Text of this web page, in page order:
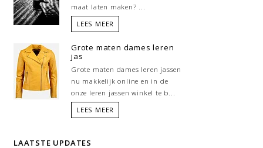
maat laten maken? ...
LEES MEER
Grote maten dames leren
jas
Grote maten dames leren jassen
nu makkelijk online en in de
onze leren jassen winkel te b...
LEES MEER
LAATSTE UPDATES